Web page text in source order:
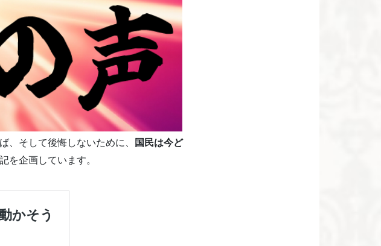
、そして後悔しないために、
国民は今ど
を企画しています。